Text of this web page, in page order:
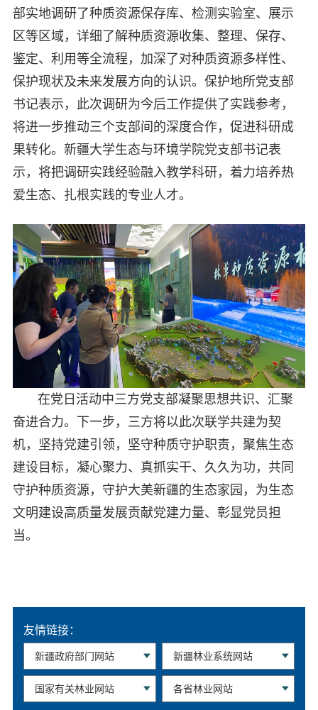
部实地调研了种质资源保存库、检测实验室、展示
区等区域，详细了解种质资源收集、整理、保存、
鉴定、利用等全流程，加深了对种质资源多样性、
保护现状及未来发展方向的认识。保护地所党支部
书记表示，此次调研为今后工作提供了实践参考，
将进一步推动三个支部间的深度合作，促进科研成
果转化。新疆大学生态与环境学院党支部书记表
示，将把调研实践经验融入教学科研，着力培养热
爱生态、扎根实践的专业人才。
在党日活动中三方党支部凝聚思想共识、汇聚
奋进合力。下一步，三方将以此次联学共建为契
机，坚持党建引领，坚守种质守护职责，聚焦生态
建设目标，凝心聚力、真抓实干、久久为功，共同
守护种质资源，守护大美新疆的生态家园，为生态
文明建设高质量发展贡献党建力量、彰显党员担
当。
友情链接：